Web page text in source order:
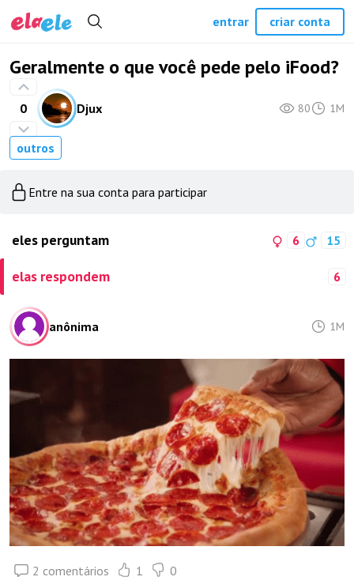
Geralmente o que você pede pelo iFood?
0 Djux 80 1M
outros
Entre na sua conta para participar
eles perguntam 6 15
elas respondem 6
anônima 1M
2 comentários 1 0
entrar criar conta